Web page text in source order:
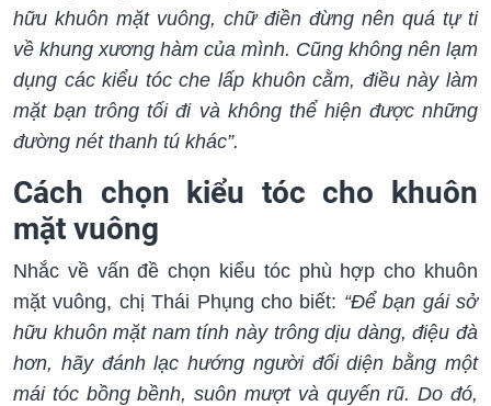
hữu khuôn mặt vuông, chữ điền đừng nên quá tự ti
về khung xương hàm của mình. Cũng không nên lạm
dụng các kiểu tóc che lấp khuôn cằm, điều này làm
mặt bạn trông tối đi và không thể hiện được những
đường nét thanh tú khác”.
Cách chọn kiểu tóc cho khuôn
mặt vuông
Nhắc về vấn đề chọn kiểu tóc phù hợp cho khuôn
mặt vuông, chị Thái Phụng cho biết: “Để bạn gái sở
hữu khuôn mặt nam tính này trông dịu dàng, điệu đà
hơn, hãy đánh lạc hướng người đối diện bằng một
mái tóc bồng bềnh, suôn mượt và quyến rũ. Do đó,